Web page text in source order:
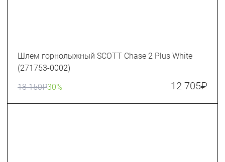
Шлем горнолыжный SCOTT Chase 2 Plus White
(271753-0002)
18 150₽30% 12 705₽